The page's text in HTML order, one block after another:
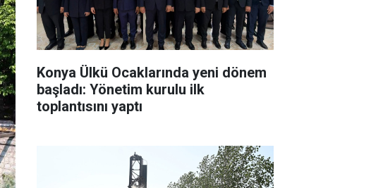
Konya Ülkü Ocaklarında yeni dönem
başladı: Yönetim kurulu ilk
toplantısını yaptı